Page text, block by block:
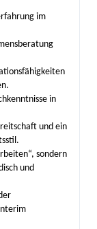
im
in
und ein
sondern
und